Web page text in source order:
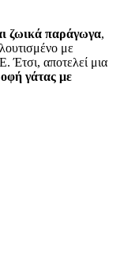
ζωικά παράγωγα,
με
Έτσι, αποτελεί μια
γάτας με